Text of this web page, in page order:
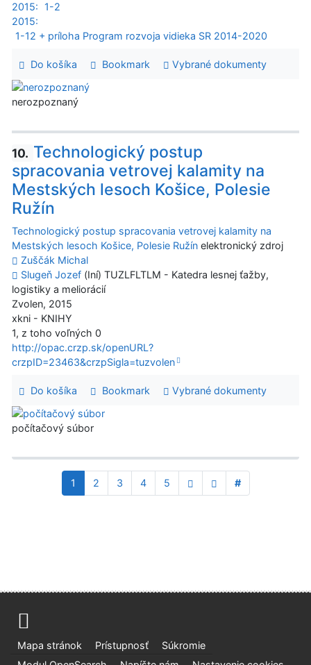
2015:
1-2
2015:
1-12 + príloha Program rozvoja vidieka SR 2014-2020
Do košíka Bookmark Vybrané dokumenty
nerozpoznaný
10. Technologický postup
spracovania vetrovej kalamity na
Mestských lesoch Košice, Polesie
Ružín
Technologický postup spracovania vetrovej kalamity na
Mestských lesoch Košice, Polesie Ružín elektronický zdroj
Zuščák Michal
Slugeň Jozef (Iní) TUZLFLTLM - Katedra lesnej ťažby,
logistiky a meliorácií
Zvolen, 2015
xkni - KNIHY
1, z toho voľných 0
http://opac.crzp.sk/openURL?
crzpID=23463&crzpSigla=tuzvolen
Do košíka Bookmark Vybrané dokumenty
počítačový súbor
1 2 3 4 5 #
Mapa stránok Prístupnosť
Súkromie